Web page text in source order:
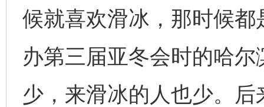
候就喜欢滑冰，那时候都
办第三届亚冬会时的哈
少，来滑冰的人也少。